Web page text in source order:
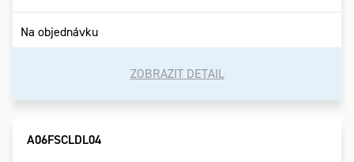
Na objednávku
ZOBRAZIT DETAIL
A06FSCLDL04